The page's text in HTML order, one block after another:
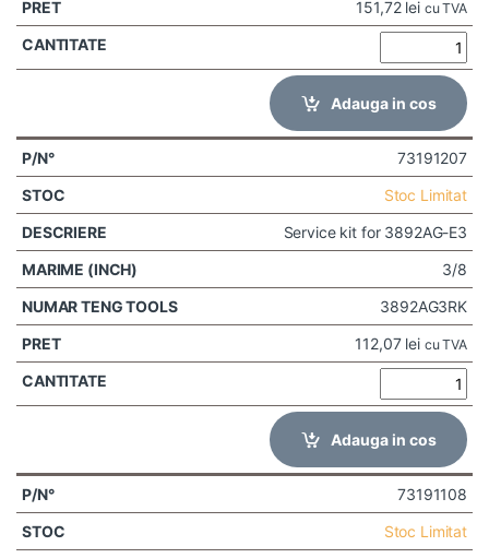
151,72 lei cu TVA
Adauga in cos
73191207
Stoc Limitat
Service kit for 3892AG-E3
3/8
3892AG3RK
112,07 lei cu TVA
Adauga in cos
73191108
Stoc Limitat